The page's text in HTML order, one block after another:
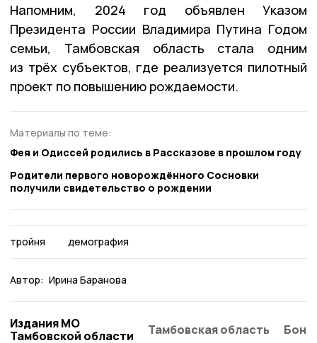
Напомним, 2024 год объявлен Указом
Президента России Владимира Путина Годом
семьи, Тамбовская область стала одним
из трёх субъектов, где реализуется пилотный
проект по повышению рождаемости.
Материалы по теме:
Фея и Одиссей родились в Рассказове в прошлом году
Родители первого новорождённого Сосновки
получили свидетельство о рождении
тройня демография
Автор: Ирина Баранова
Издания МО
Тамбовской области
Тамбовская область